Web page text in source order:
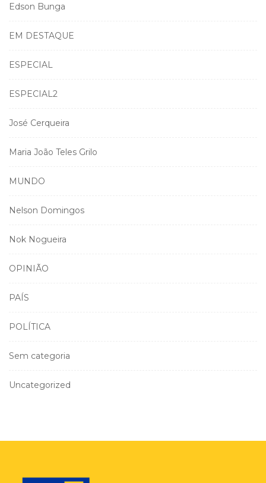
Edson Bunga
EM DESTAQUE
ESPECIAL
ESPECIAL2
José Cerqueira
Maria João Teles Grilo
MUNDO
Nelson Domingos
Nok Nogueira
OPINIÃO
PAÍS
POLÍTICA
Sem categoria
Uncategorized